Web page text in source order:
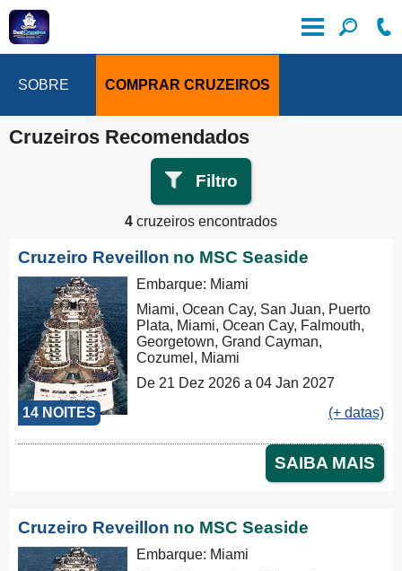
SOBRE COMPRAR CRUZEIROS
Cruzeiros Recomendados
Filtro
4 cruzeiros encontrados
Cruzeiro Reveillon no MSC Seaside
14 NOITES
Embarque: Miami
Miami, Ocean Cay, San Juan, Puerto
Plata, Miami, Ocean Cay, Falmouth,
Georgetown, Grand Cayman,
Cozumel, Miami
De 21 Dez 2026 a 04 Jan 2027
(+ datas)
SAIBA MAIS
Cruzeiro Reveillon no MSC Seaside
Embarque: Miami